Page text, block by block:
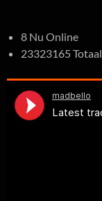
8 Nu Online
23323165 Totaal